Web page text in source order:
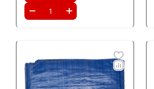
(12562-06-08)